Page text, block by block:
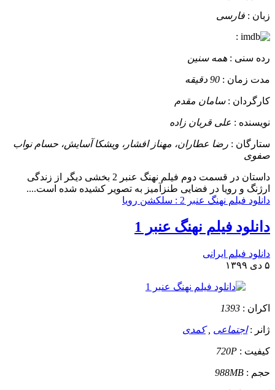
زبان : فارسی
:
رده سنی : همه سنین
مدت زمان : 90 دقیقه
کارگردان :سامان مقدم
نویسنده : علی قربان زاده
ستارگان : رضا عطاران، مهناز افشار، ویشکا آسایش، حسام نواب
صفوی
داستان
در قسمت دوم فیلم نهنگ عنبر 2 بخشی دیگر از زندگی
ارژنگ و رویا در فضایی طنزآمیز به تصویر کشیده شده است....
دانلود فیلم نهنگ عنبر 2 : سلکشن رویا
دانلود فیلم نهنگ عنبر 1
دانلود فیلم ایرانی
۵ دی ۱۳۹۹
اکران : 1393
ژانر :اجتماعی ,کمدی
کیفیت : 720P
حجم : 988MB